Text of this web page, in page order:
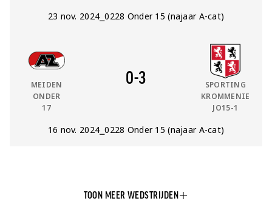
Datum:
23 nov. 2024 ⎯Competitie:
0228 Onder 15 (najaar A-cat)
0-3
Datum:
16 nov. 2024 ⎯Competitie:
0228 Onder 15 (najaar A-cat)
MEIDEN
ONDER
17
Uit Team:
SPORTING
KROMMENIE
JO15-1
TOON MEER WEDSTRIJDEN